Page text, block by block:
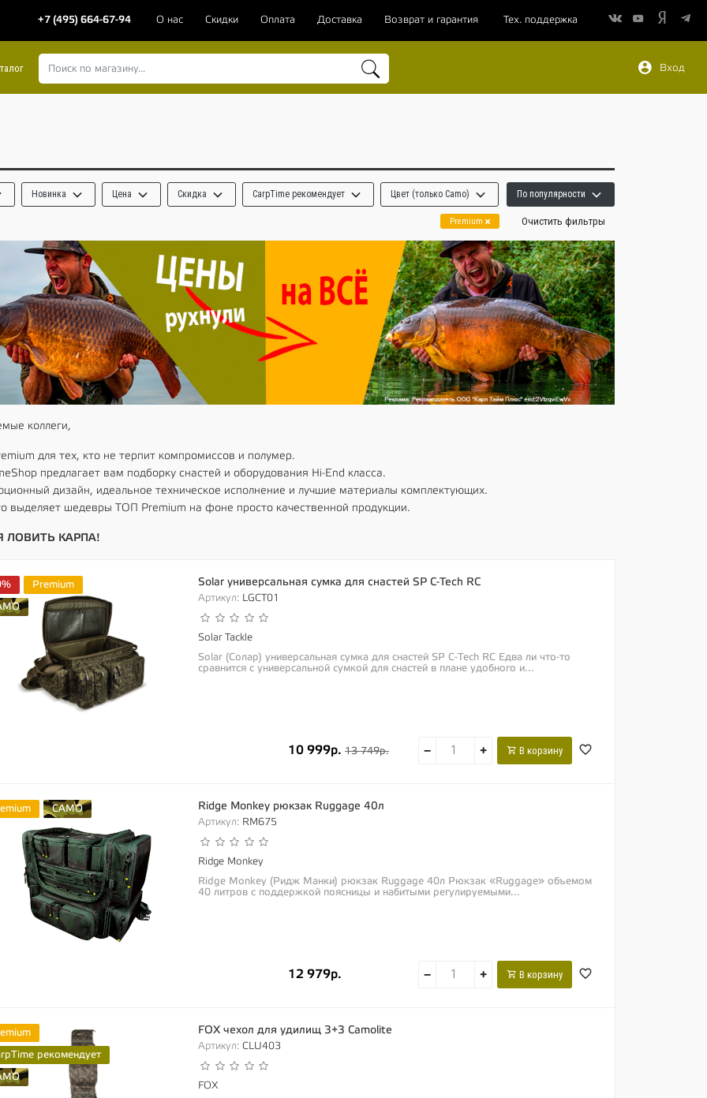
+7 (495) 664-67-94 О нас Скидки Оплата Доставка Возврат и гарантия Тех. поддержка
Вход
Новинка Цена Скидка CarpTime рекомендует Цвет (только Camo) По популярности
Premium Очистить фильтры
коллеги,
для тех, кто не терпит компромиссов и полумер.
предлагает вам подборку снастей и оборудования Hi-End класса.
дизайн, идеальное техническое исполнение и лучшие материалы комплектующих.
выделяет шедевры ТОП Premium на фоне просто качественной продукции.
ЛОВИТЬ КАРПА!
Premium
Solar универсальная сумка для снастей SP C-Tech RC
Артикул: LGCT01
Solar Tackle
Solar (Солар) универсальная сумка для снастей SP C-Tech RC Едва ли что-то
сравнится с универсальной сумкой для снастей в плане удобного и...
10 999р. 13 749р. − + В корзину
CAMO Ridge Monkey рюкзак Ruggage 40л
Артикул: RM675
Ridge Monkey
Ridge Monkey (Ридж Манки) рюкзак Ruggage 40л Рюкзак «Ruggage» объемом
40 литров с поддержкой поясницы и набитыми регулируемыми...
12 979р. − + В корзину
рекомендует
FOX чехол для удилищ 3+3 Camolite
Артикул: CLU403
FOX